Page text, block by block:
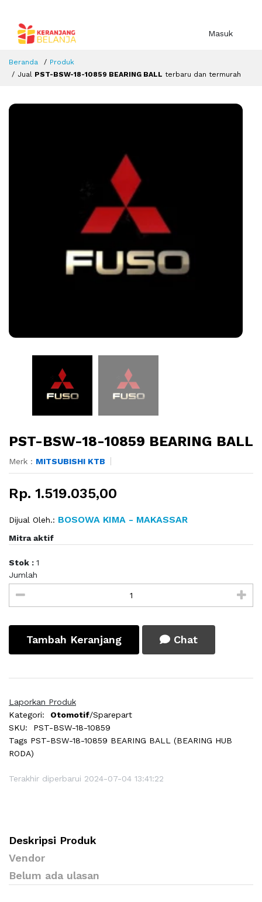
Masuk
Beranda
Produk
Jual PST-BSW-18-10859 BEARING BALL terbaru dan termurah
PST-BSW-18-10859 BEARING BALL
Merk : MITSUBISHI KTB
Rp. 1.519.035,00
Dijual Oleh.: BOSOWA KIMA - MAKASSAR
Mitra aktif
Stok : 1
Jumlah
Tambah Keranjang Chat
Laporkan Produk
Kategori:
Otomotif/Sparepart
SKU:
PST-BSW-18-10859
Tags PST-BSW-18-10859 BEARING BALL (BEARING HUB
RODA)
Terakhir diperbarui 2024-07-04 13:41:22
Deskripsi Produk
Vendor
Belum ada ulasan